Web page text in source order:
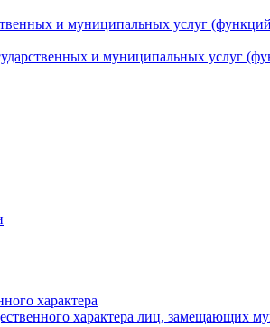
и муниципальных услуг
и муниципальных услуг
характера
характера лиц,